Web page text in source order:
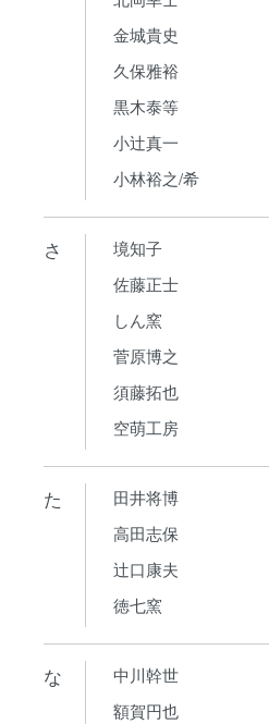
金城貴史
久保雅裕
黒木泰等
小辻真一
小林裕之/希
さ 境知子
佐藤正士
しん窯
菅原博之
須藤拓也
空萌工房
た 田井将博
高田志保
辻口康夫
徳七窯
な 中川幹世
額賀円也